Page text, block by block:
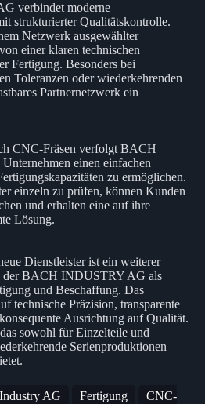
verbindet moderne
strukturierter Qualitätskontrolle.
Netzwerk ausgewählter
einer klaren technischen
Fertigung. Besonders bei
Toleranzen oder wiederkehrenden
Partnernetzwerk ein
CNC-Fräsen verfolgt BACH
einen einfachen
zu ermöglichen.
einzeln zu prüfen, können Kunden
und erhalten eine auf ihre
Lösung.
Dienstleister ist ein weiterer
der BACH INDUSTRY AG als
und Beschaffung. Das
technische Präzision, transparente
Ausrichtung auf Qualität.
sowohl für Einzelteile und
Serienproduktionen
AG Fertigung
CNC-